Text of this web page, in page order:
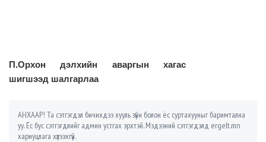
П.Орхон дэлхийн аваргын хагас
шигшээд шалгарлаа
АНХААР! Та сэтгэгдэл бичихдээ хууль зүйн болон ёс суртахууныг баримтална
уу. Ёс бус сэтгэгдлийг админ устгах эрхтэй. Мэдээний сэтгэгдэлд ergelt.mn
хариуцлага хүлээхгүй.